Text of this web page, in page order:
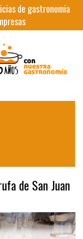
de gastronomia
de San Juan